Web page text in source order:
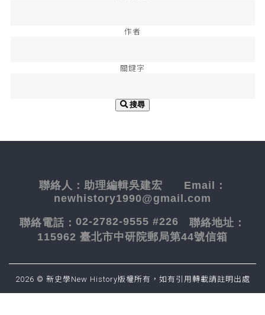
作者
關鍵字
搜尋
聯絡人： 助理編輯吳建宏 Email：
newhistory1990@gmail.com
聯絡電話： 02-2782-9555 #226 聯絡地址：
115962 臺北市中研院郵局第44號信箱
2026 © 新史學New History版權所有，如有引用轉載請註明出處